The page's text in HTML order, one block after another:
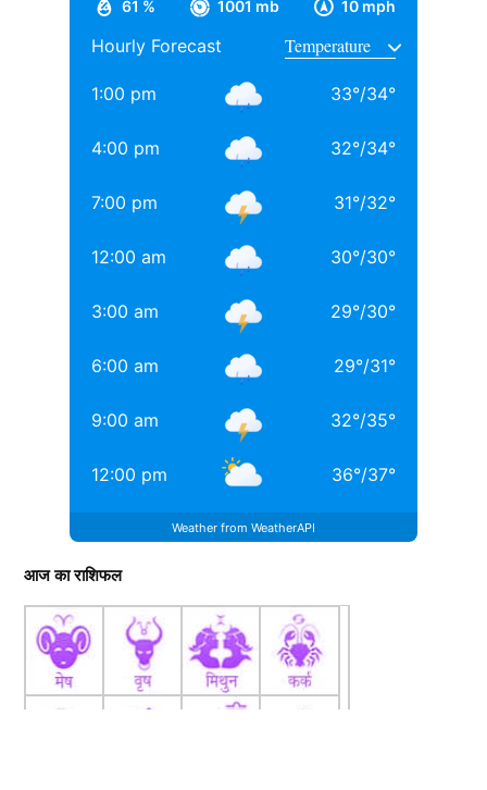
ऑफ कॉमर्स एंड इकोनॉमिक्स से ग्रेजुएशन पूरा किया, जहां उनके
साथ अनिल थडानी, करण जौहर और अभिषेक कपूर भी पढ़ाई कर
Daughters of Bollywood Actresses: मां से भी ज्यादा
खूबसूरत? इन 3 बॉलीवुड एक्ट्रेसेस की बेटियों ने लूटी महफिल
बॉलीवुड की 3 सबसे बड़ी हीरोइन्स जिनकी नानी-परनानी कोठे पर
नाचती थीं, नाम जानकर होगी हैरानी
61 % 1001 mb 10 mph
Hourly Forecast
1:00 pm 33°/34°
4:00 pm 32°/34°
7:00 pm 31°/32°
12:00 am 30°/30°
3:00 am 29°/30°
6:00 am 29°/31°
9:00 am 32°/35°
12:00 pm 36°/37°
Weather from WeatherAPI
आज का राशिफल